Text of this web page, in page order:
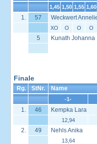
1,45 1,50 1,55 1,60
1. 57 Weckwert
XO O O O
5 Kunath Johanna
Finale
Rg. StNr. Name
-1-
1. 46 Kempka Lara
12,94
2. 49 Nehls Anika
13,64